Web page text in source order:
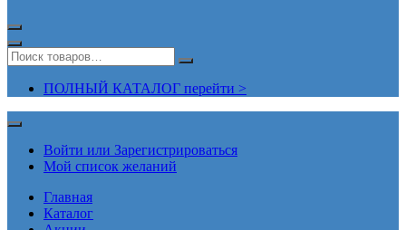
ПОЛНЫЙ КАТАЛОГ перейти >
Войти или Зарегистрироваться
Мой список желаний
Главная
Каталог